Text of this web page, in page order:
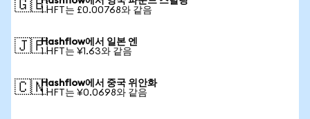
🇬🇧1 HFT는 £0.00768와 같음
🇯🇵Hashflow에서 일본 엔
1 HFT는 ¥1.63와 같음
🇨🇳Hashflow에서 중국 위안화
1 HFT는 ¥0.0698와 같음